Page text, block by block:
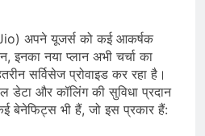
अपने यूजर्स को कई आकर्षक
इनका नया प्लान अभी चर्चा का
सर्विसेज प्रोवाइड कर रहा है।
डेटा और कॉलिंग की सुविधा प्रदान
बेनेफिट्स भी हैं, जो इस प्रकार हैं: